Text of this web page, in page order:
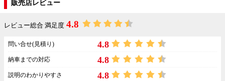
販売店レビュー
レビュー総合 満足度 4.8
問い合せ(見積り) 4.8
納車までの対応 4.8
説明のわかりやすさ 4.8